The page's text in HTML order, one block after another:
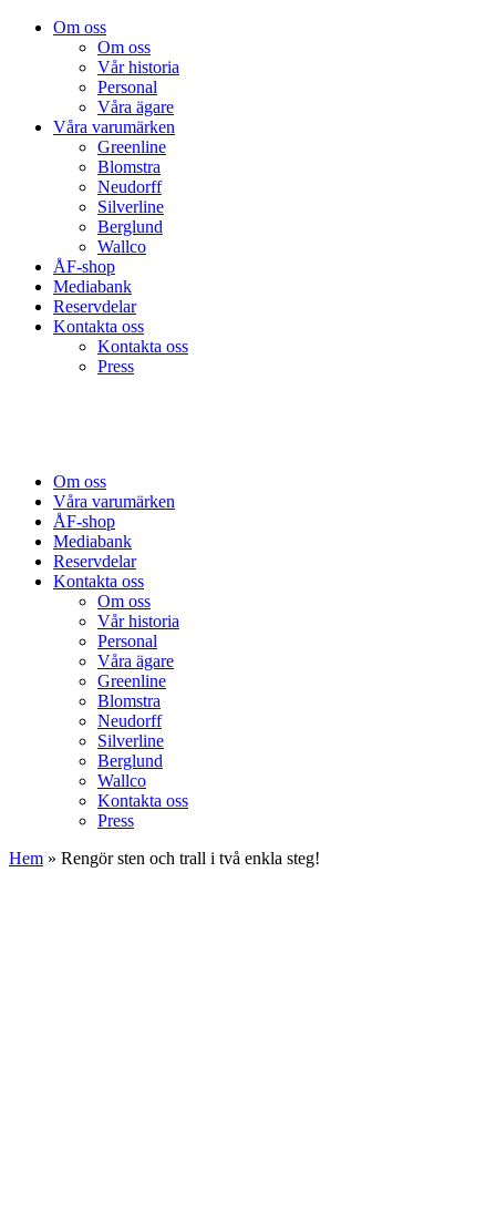
Om oss
Om oss
Vår historia
Personal
Våra ägare
Våra varumärken
Greenline
Blomstra
Neudorff
Silverline
Berglund
Wallco
ÅF-shop
Mediabank
Reservdelar
Kontakta oss
Kontakta oss
Press
Om oss
Våra varumärken
ÅF-shop
Mediabank
Reservdelar
Kontakta oss
Om oss
Vår historia
Personal
Våra ägare
Greenline
Blomstra
Neudorff
Silverline
Berglund
Wallco
Kontakta oss
Press
Hem » Rengör sten och trall i två enkla steg!